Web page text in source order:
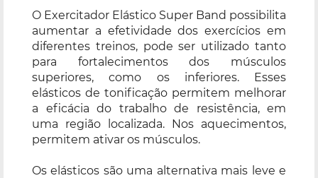
O Exercitador Elástico Super Band possibilita
aumentar a efetividade dos exercícios em
diferentes treinos, pode ser utilizado tanto
para fortalecimentos dos músculos
superiores, como os inferiores. Esses
elásticos de tonificação permitem melhorar
a eficácia do trabalho de resistência, em
uma região localizada. Nos aquecimentos,
permitem ativar os músculos.
Os elásticos são uma alternativa mais leve e